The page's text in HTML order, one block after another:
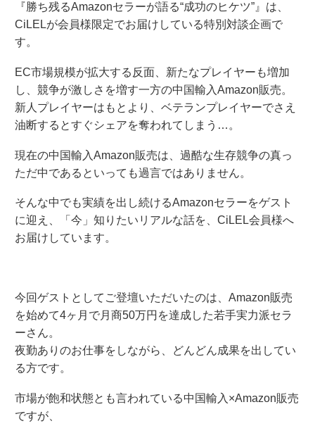
『勝ち残るAmazonセラーが語る“成功のヒケツ”』は、
CiLELが会員様限定でお届けしている特別対談企画で
す。
EC市場規模が拡大する反面、新たなプレイヤーも増加
し、競争が激しさを増す一方の中国輸入Amazon販売。
新人プレイヤーはもとより、ベテランプレイヤーでさえ
油断するとすぐシェアを奪われてしまう…。
現在の中国輸入Amazon販売は、過酷な生存競争の真っ
ただ中であるといっても過言ではありません。
そんな中でも実績を出し続けるAmazonセラーをゲスト
に迎え、「今」知りたいリアルな話を、CiLEL会員様へ
お届けしています。
今回ゲストとしてご登壇いただいたのは、Amazon販売
を始めて4ヶ月で月商50万円を達成した若手実力派セラ
ーさん。
夜勤ありのお仕事をしながら、どんどん成果を出してい
る方です。
市場が飽和状態とも言われている中国輸入×Amazon販売
ですが、